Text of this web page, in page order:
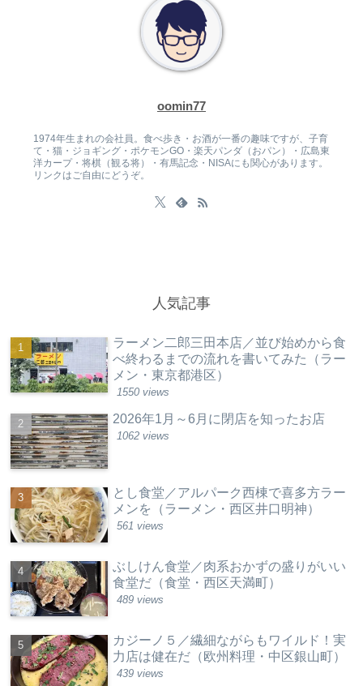
oomin77
1974年生まれの会社員。食べ歩き・お酒が一番の趣味ですが、子育
て・猫・ジョギング・ポケモンGO・楽天パンダ（おパン）・広島東
洋カープ・将棋（観る将）・有馬記念・NISAにも関心があります。
リンクはご自由にどうぞ。
人気記事
ラーメン二郎三田本店／並び始めから食
べ終わるまでの流れを書いてみた（ラー
メン・東京都港区）
1550 views
2026年1月～6月に閉店を知ったお店
1062 views
とし食堂／アルパーク西棟で喜多方ラー
メンを（ラーメン・西区井口明神）
561 views
ぶしけん食堂／肉系おかずの盛りがいい
食堂だ（食堂・西区天満町）
489 views
カジーノ５／繊細ながらもワイルド！実
力店は健在だ（欧州料理・中区銀山町）
439 views